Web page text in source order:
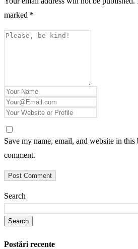
marked *
Save my name, email, and website in
comment.
Search
Search
Postări recente